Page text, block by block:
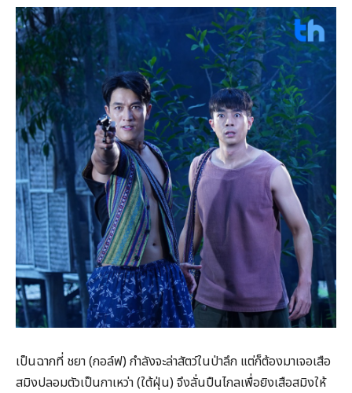
เป็นฉากที่ ชยา (กอล์ฟ) กำลังจะล่าสัตว์ในป่าลึก แต่ก็ต้องมาเจอเสือ
สมิงปลอมตัวเป็นกาเหว่า (ใต้ฝุ่น) จึงลั่นปืนไกลเพื่อยิงเสือสมิงให้